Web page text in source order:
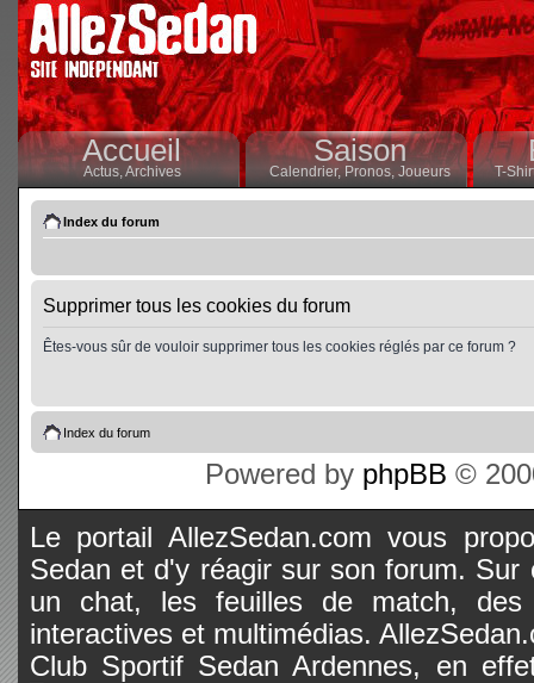
Accueil
Actus,Archives
Saison
Calendrier,Pronos, Joueurs T-
Index du forum
Supprimer tous les cookies du forum
Êtes-vous sûr de vouloir supprimer tous les cookies réglés par ce forum ?
Index du forum
Powered by phpBB ©
Le portail AllezSedan.com vous
Sedan et d'y réagir sur son forum.
un chat, les feuilles de match, des
interactives et multimédias.
Club Sportif Sedan Ardennes, en